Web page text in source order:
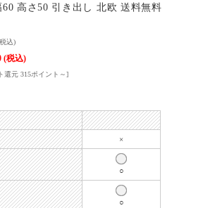
高さ50 引き出し 北欧 送料無料
込)
(税込)
還元 315ポイント～]
×
○
○